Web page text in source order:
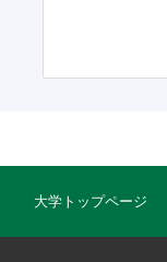
大学トップページ